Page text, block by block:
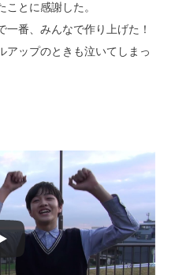
とに感謝した。
番、みんなで作り上げた！
アップのときも泣いてしまっ